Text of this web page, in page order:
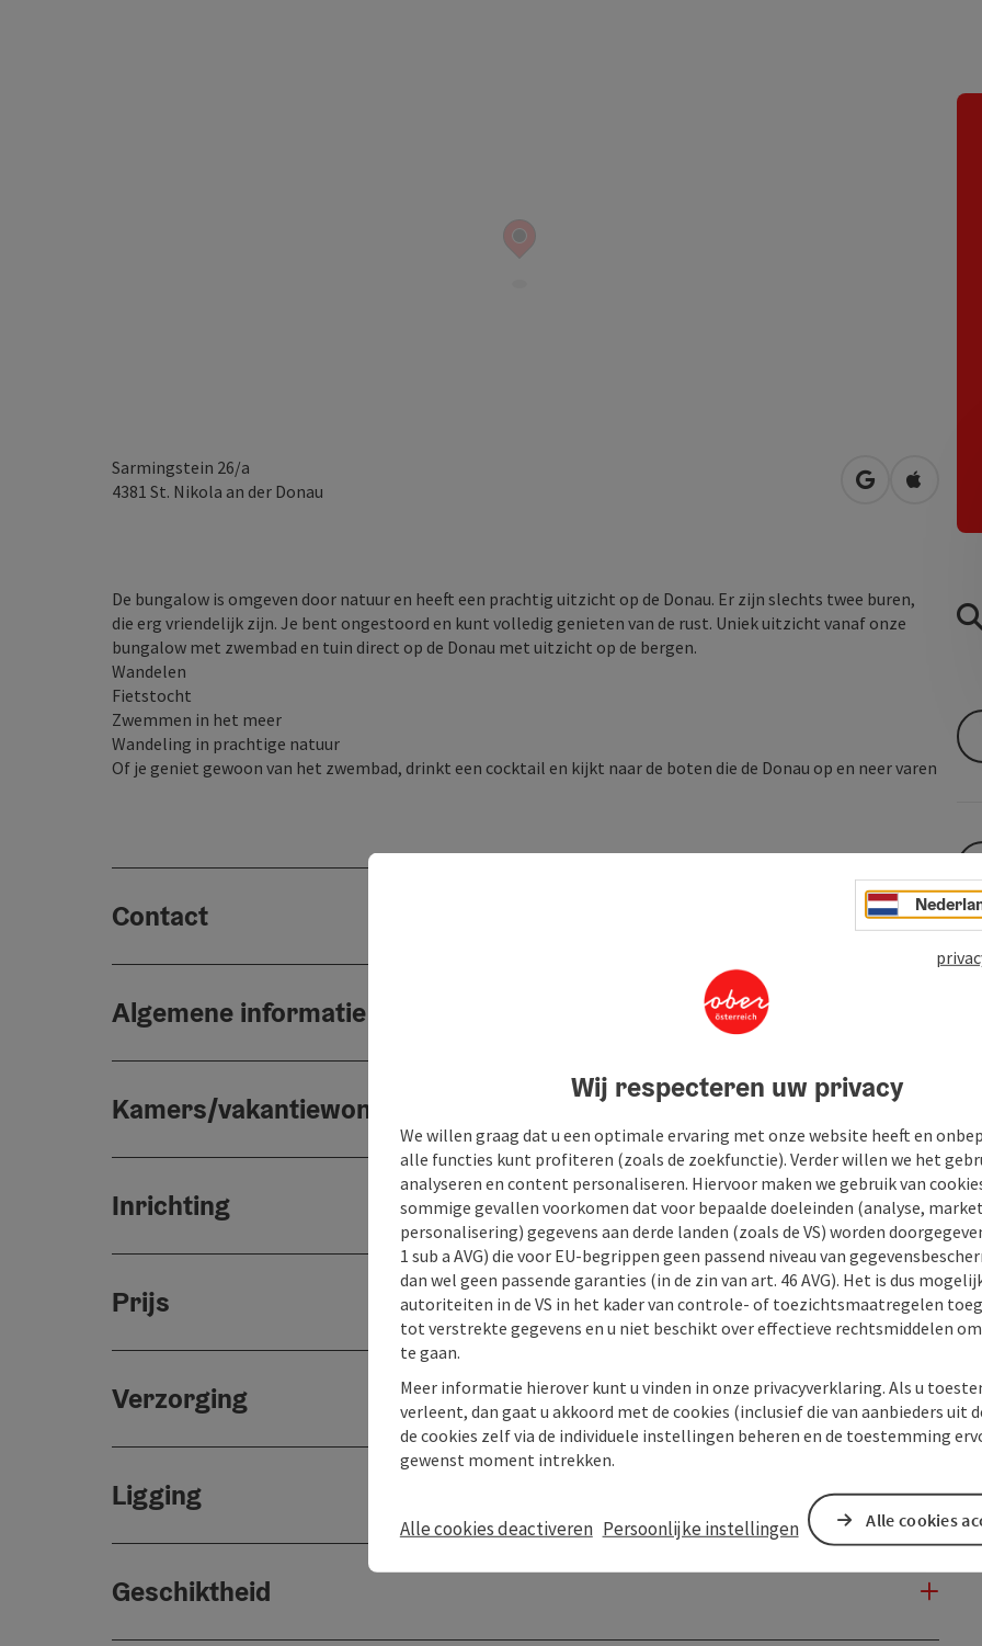
Sarmingstein 26/a
4381 St. Nikola an der Donau Openen inOpenen
De bungalow is omgeven door natuur en heeft een prachtig uitzicht op de Donau. Er zijn slechts twee buren,
die erg vriendelijk zijn. Je bent ongestoord en kunt volledig genieten van de rust. Uniek uitzicht vanaf onze
bungalow met zwembad en tuin direct op de Donau met uitzicht op de bergen.
Wandelen
Fietstocht
Zwemmen in het meer
Wandeling in prachtige natuur
Of je geniet gewoon van het zwembad, drinkt een cocktail en kijkt naar de boten die de Donau op en neer varen
Contact
Algemene informatie
Kamers/vakantiewoningen
Inrichting
Prijs
Verzorging
Ligging
Geschiktheid
Wij respecteren uw privacy
We willen graag dat u een optimale ervaring met onze website heeft en
alle functies kunt profiteren (zoals de zoekfunctie). Verder willen we het
analyseren en content personaliseren. Hiervoor maken we gebruik van
sommige gevallen voorkomen dat voor bepaalde doeleinden (analyse,
personalisering) gegevens aan derde landen (zoals de VS) worden
1 sub a AVG) die voor EU-begrippen geen passend niveau van
dan wel geen passende garanties (in de zin van art. 46 AVG). Het is dus
autoriteiten in de VS in het kader van controle- of toezichtsmaatregelen
tot verstrekte gegevens en u niet beschikt over effectieve rechtsmiddelen
te gaan.
Meer informatie hierover kunt u vinden in onze privacyverklaring. Als u
verleent, dan gaat u akkoord met de cookies (inclusief die van aanbieders uit
de cookies zelf via de individuele instellingen beheren en de toestemming
gewenst moment intrekken.
Alle cookies deactiveren Persoonlijke instellingen Alle cookies